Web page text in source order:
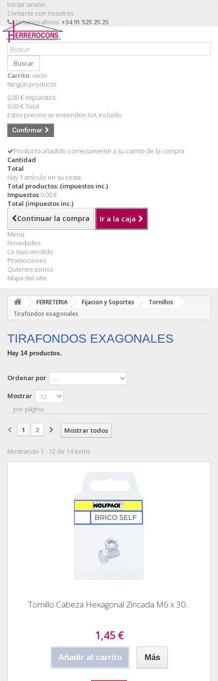
Iniciar sesión
Contacte con nosotros
Llámanos ahora: +34 91 525 25 25
Buscar
Carrito:vacío
Ningún producto
0,00 € Impuestos
0,00 €Total
Estos precios se entienden IVA incluído
Confirmar
Producto añadido correctamente a su carrito de la compra
Cantidad
Total
Hay 1 artículo en su cesta.
Total productos: (impuestos inc.)
Impuestos 0,00 €
Total (impuestos inc.)
Continuar la compra Ir a la caja
Menú
Novedades
Lo mas vendido
Promociones
Quienes somos
Mapa del sitio
FERRETERIA Fijacion y Soportes
Tornillos
Tirafondos exagonales
TIRAFONDOS EXAGONALES
Hay 14 productos.
Ordenar por
Mostrar
por página
Mostrar todos
1 2
Mostrando 1 - 12 de 14 items
Tornillo Cabeza Hexagonal Zincada M6 x 30...
1,45 €
Añadir al carrito Más